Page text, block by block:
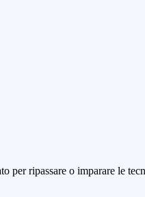
ripassare o imparare le